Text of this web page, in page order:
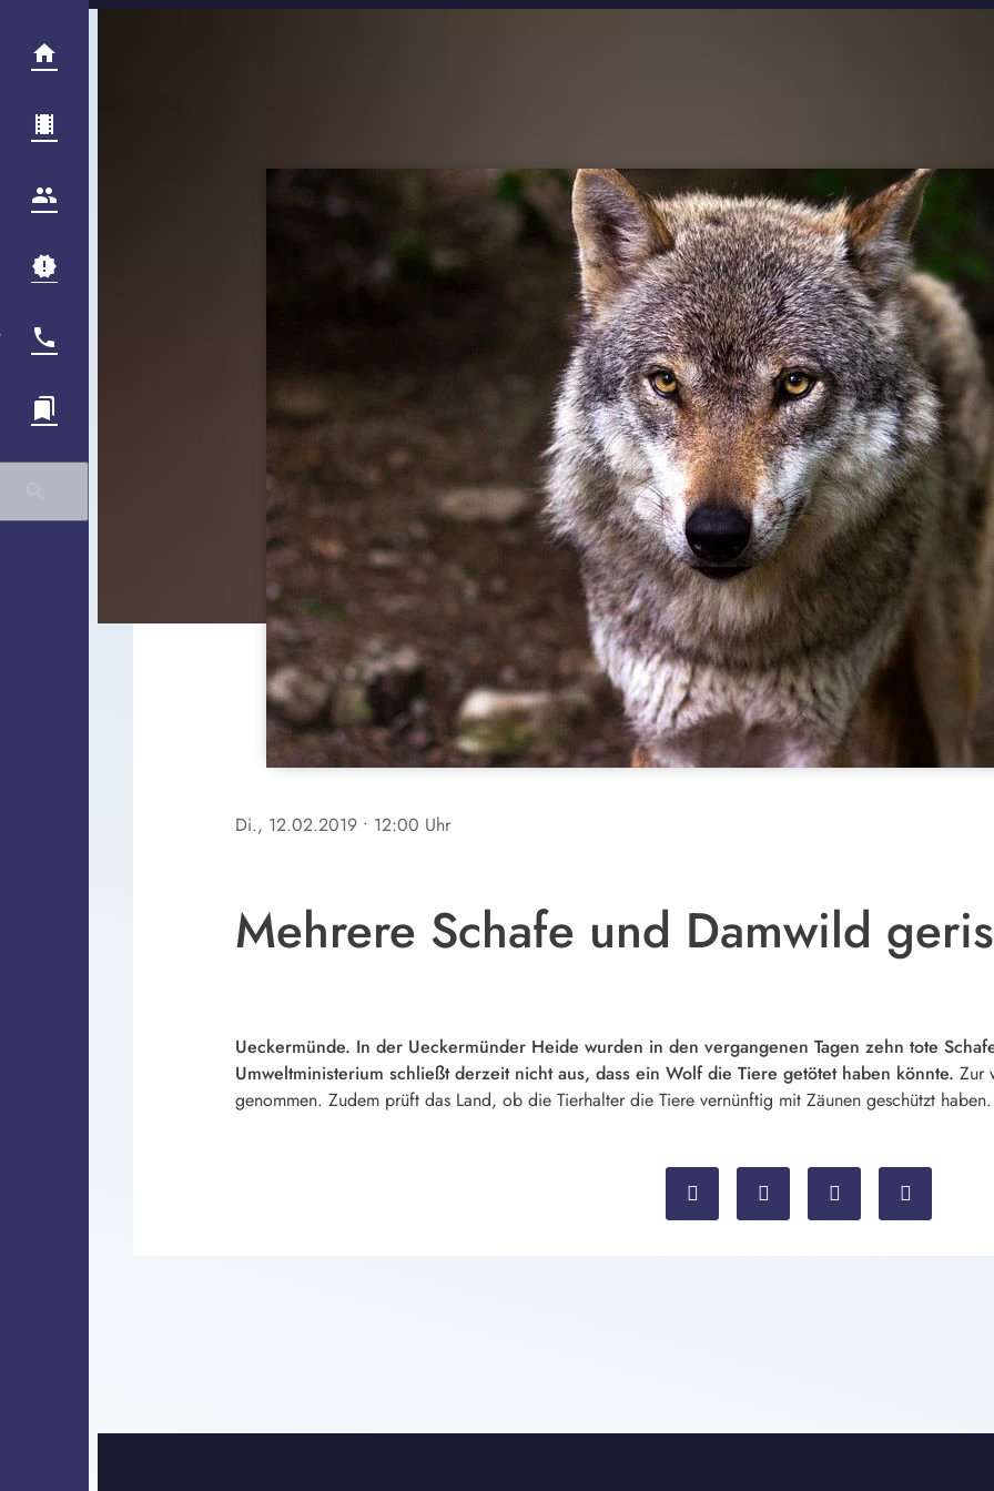
Di., 12.02.2019 • 12:00 Uhr
Mehrere Schafe und Damwild
Ueckermünde. In der Ueckermünder Heide wurden in den vergangenen Tagen zehn tote
Umweltministerium schließt derzeit nicht aus, dass ein Wolf die Tiere getötet haben könnte. Zur
genommen. Zudem prüft das Land, ob die Tierhalter die Tiere vernünftig mit Zäunen geschützt haben.